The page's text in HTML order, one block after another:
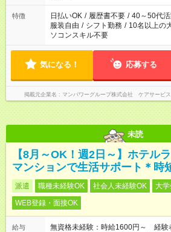
特徴 日払いOK / 履歴書不要 / 40～50代
服装自由 / シフト勤務 / 10名以上の
ソコンスキル不要
気になる！ 応募する
掲載元企業名 マンパワーグループ株式会社 ケアサービ
未読
【8月～OK！週2日～】ホテル
マンションで生活サポート＊時
派遣 職種未経験OK 社会人未経験OK 大
WEB登録・面接OK
給与
無資格未経験：時給1600円～ 経